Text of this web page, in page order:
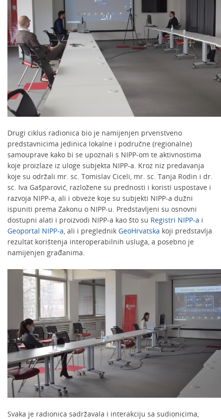
Drugi ciklus radionica bio je namijenjen prvenstveno
predstavnicima jedinica lokalne i područne (regionalne)
samouprave kako bi se upoznali s NIPP-om te aktivnostima
koje proizlaze iz uloge subjekta NIPP-a. Kroz niz predavanja
koje su održali mr. sc. Tomislav Ciceli, mr. sc. Tanja Rodin i dr.
sc. Iva Gašparović, razložene su prednosti i koristi uspostave i
razvoja NIPP-a, ali i obveze koje su subjekti NIPP-a dužni
ispuniti prema Zakonu o NIPP-u. Predstavljeni su osnovni
dostupni alati i proizvodi NIPP-a kao što su Registri NIPP-a i
Geoportal NIPP-a, ali i preglednik GeoHrvatska koji predstavlja
rezultat korištenja interoperabilnih usluga, a posebno je
namijenjen građanima.
Svaka je radionica sadržavala i interakciju sa sudionicima,